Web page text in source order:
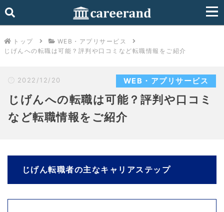
トップ
WEB・アプリサービス
じげんへの転職は可能？評判や口コミなど転職情報をご紹介
2022/12/20 WEB・アプリサービス
じげんへの転職は可能？評判や口コミ
など転職情報をご紹介
じげん転職者の主なキャリアステップ